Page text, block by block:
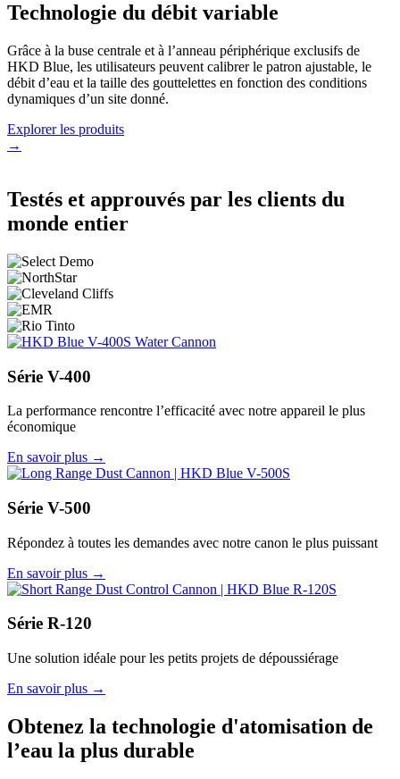
Technologie du débit variable
Grâce à la buse centrale et à l’anneau périphérique exclusifs de
HKD Blue, les utilisateurs peuvent calibrer le patron ajustable, le
débit d’eau et la taille des gouttelettes en fonction des conditions
dynamiques d’un site donné.
Explorer les produits
→
Testés et approuvés par les clients du
monde entier
Série V-400
La performance rencontre l’efficacité avec notre appareil le plus
économique
En savoir plus →
Série V-500
Répondez à toutes les demandes avec notre canon le plus puissant
En savoir plus →
Série R-120
Une solution idéale pour les petits projets de dépoussiérage
En savoir plus →
Obtenez la technologie d'atomisation de
l’eau la plus durable